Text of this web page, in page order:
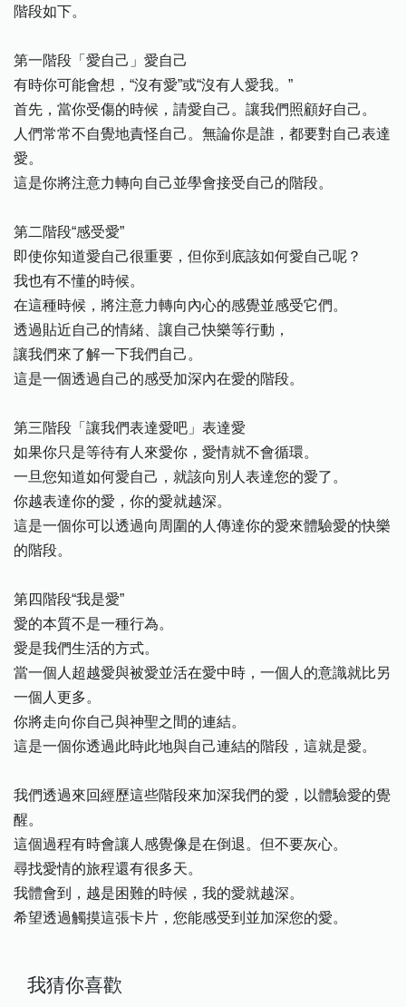
階段如下。
第一階段「愛自己」愛自己
有時你可能會想，“沒有愛”或“沒有人愛我。”
首先，當你受傷的時候，請愛自己。讓我們照顧好自己。
人們常常不自覺地責怪自己。無論你是誰，都要對自己表達
愛。
這是你將注意力轉向自己並學會接受自己的階段。
第二階段“感受愛”
即使你知道愛自己很重要，但你到底該如何愛自己呢？
我也有不懂的時候。
在這種時候，將注意力轉向內心的感覺並感受它們。
透過貼近自己的情緒、讓自己快樂等行動，
讓我們來了解一下我們自己。
這是一個透過自己的感受加深內在愛的階段。
第三階段「讓我們表達愛吧」表達愛
如果你只是等待有人來愛你，愛情就不會循環。
一旦您知道如何愛自己，就該向別人表達您的愛了。
你越表達你的愛，你的愛就越深。
這是一個你可以透過向周圍的人傳達你的愛來體驗愛的快樂
的階段。
第四階段“我是愛”
愛的本質不是一種行為。
愛是我們生活的方式。
當一個人超越愛與被愛並活在愛中時，一個人的意識就比另
一個人更多。
你將走向你自己與神聖之間的連結。
這是一個你透過此時此地與自己連結的階段，這就是愛。
我們透過來回經歷這些階段來加深我們的愛，以體驗愛的覺
醒。
這個過程有時會讓人感覺像是在倒退。但不要灰心。
尋找愛情的旅程還有很多天。
我體會到，越是困難的時候，我的愛就越深。
希望透過觸摸這張卡片，您能感受到並加深您的愛。
我猜你喜歡